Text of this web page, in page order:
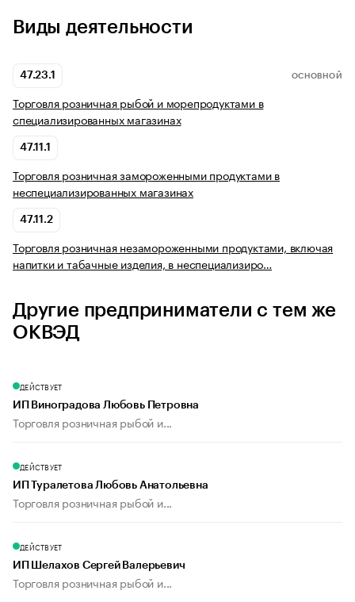
Виды деятельности
47.23.1 ОСНОВНОЙ
Торговля розничная рыбой и морепродуктами в
специализированных магазинах
47.11.1
Торговля розничная замороженными продуктами в
неспециализированных магазинах
47.11.2
Торговля розничная незамороженными продуктами, включая
напитки и табачные изделия, в неспециализиро…
Другие предприниматели с тем же
ОКВЭД
ДЕЙСТВУЕТ
ИП Виноградова Любовь Петровна
Торговля розничная рыбой и...
ДЕЙСТВУЕТ
ИП Туралетова Любовь Анатольевна
Торговля розничная рыбой и...
ДЕЙСТВУЕТ
ИП Шелахов Сергей Валерьевич
Торговля розничная рыбой и...